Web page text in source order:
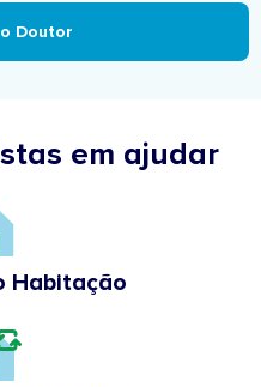
Doutor
em ajudar
Habitação